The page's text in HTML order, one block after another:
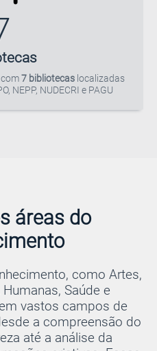
7 bibliotecas localizadas
NEPP, NUDECRI e PAGU
áreas do
como Artes,
Saúde e
vastos campos de
a compreensão do
até a análise da